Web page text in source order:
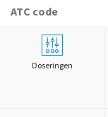
ATC code
Doseringen